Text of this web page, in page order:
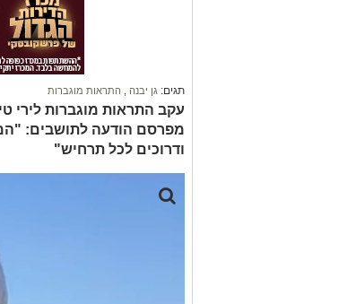
תגים: גן יבנה התראות מוגברות
עקב התראות מוגברות לירי
מפרסם הודעה לתושבים:
ודרוכים לכל תרחיש"